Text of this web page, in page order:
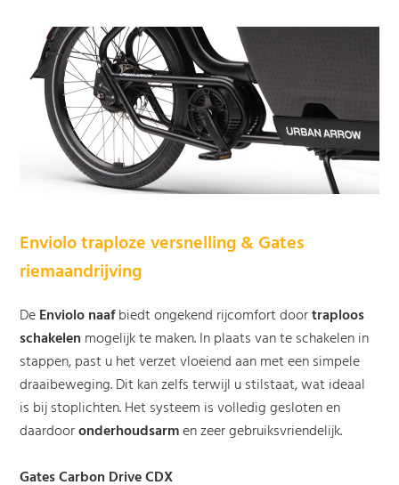
Enviolo traploze versnelling & Gates
riemaandrijving
DeEnviolo naafbiedt ongekend rijcomfort doortraploos
schakelen mogelijk te maken. In plaats van te schakelen in
stappen, past u het verzet vloeiend aan met een simpele
draaibeweging. Dit kan zelfs terwijl u stilstaat, wat ideaal
is bij stoplichten. Het systeem is volledig gesloten en
daardooronderhoudsarmen zeer gebruiksvriendelijk.
Gates Carbon Drive CDX